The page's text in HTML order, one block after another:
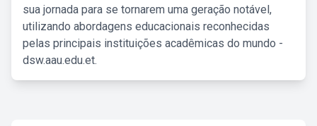
sua jornada para se tornarem uma geração notável,
utilizando abordagens educacionais reconhecidas
pelas principais instituições acadêmicas do mundo -
dsw.aau.edu.et.